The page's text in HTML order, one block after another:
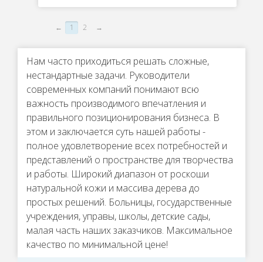
← 1 2 →
Нам часто приходиться решать сложные,
нестандартные задачи. Руководители
современных компаний понимают всю
важность производимого впечатления и
правильного позиционирования бизнеса. В
этом и заключается суть нашей работы -
полное удовлетворение всех потребностей и
представлений о пространстве для творчества
и работы. Широкий диапазон от роскоши
натуральной кожи и массива дерева до
простых решений. Больницы, государственные
учреждения, управы, школы, детские сады,
малая часть наших заказчиков. Максимальное
качество по минимальной цене!